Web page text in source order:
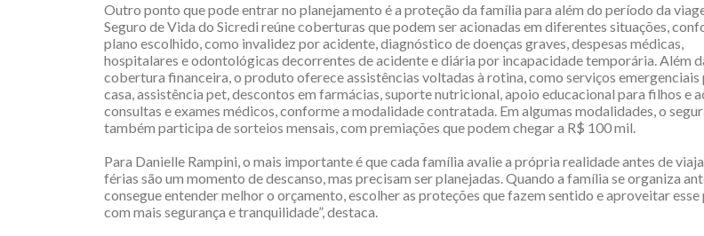
Outro ponto que pode entrar no planejamento é a proteção da família para além do período da
Seguro de Vida do Sicredi reúne coberturas que podem ser acionadas em diferentes situações,
plano escolhido, como invalidez por acidente, diagnóstico de doenças graves, despesas médicas,
hospitalares e odontológicas decorrentes de acidente e diária por incapacidade temporária. Além
cobertura financeira, o produto oferece assistências voltadas à rotina, como serviços emergenciais
casa, assistência pet, descontos em farmácias, suporte nutricional, apoio educacional para filhos e
consultas e exames médicos, conforme a modalidade contratada. Em algumas modalidades, o
também participa de sorteios mensais, com premiações que podem chegar a R$ 100 mil.
Para Danielle Rampini, o mais importante é que cada família avalie a própria realidade antes de
férias são um momento de descanso, mas precisam ser planejadas. Quando a família se organiza
consegue entender melhor o orçamento, escolher as proteções que fazem sentido e aproveitar
com mais segurança e tranquilidade”, destaca.